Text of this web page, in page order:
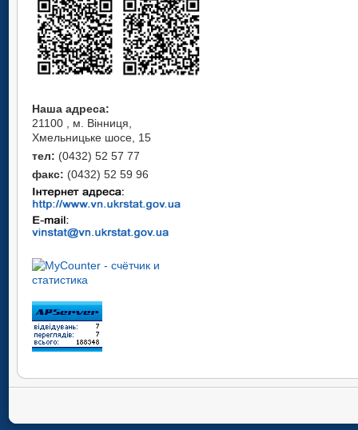
Наша адреса:
21100 , м. Вінниця,
Хмельницьке шосе, 15
тел: (0432) 52 57 77
факс: (0432) 52 59 96